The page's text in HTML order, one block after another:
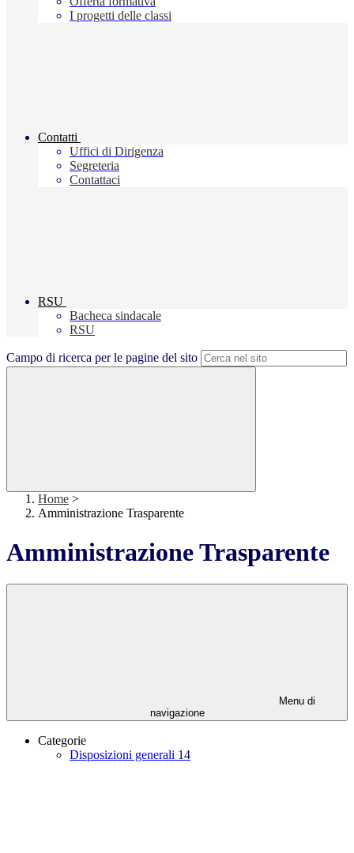
I progetti delle classi
Contatti
Uffici di Dirigenza
Segreteria
Contattaci
RSU
Bacheca sindacale
RSU
Campo di ricerca per le pagine del sito
Home >
Amministrazione Trasparente
Amministrazione Trasparente
Menu di
navigazione
Categorie
Disposizioni generali 14